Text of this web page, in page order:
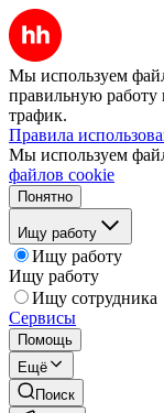
Мы используем
правильную работу
трафик.
Правила
Мы используем
файлов cookie
Понятно
Ищу работу
Ищу работу
Ищу работу
Ищу сотрудника
Сервисы
Помощь
Ещё
Поиск